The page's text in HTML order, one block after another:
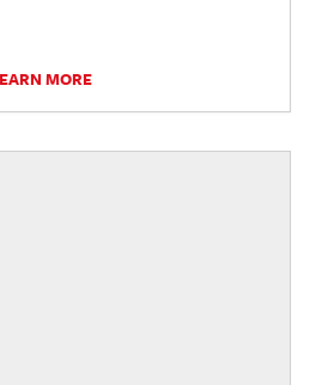
MORE